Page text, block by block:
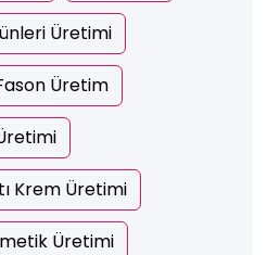
Üretimi
Üretim
Krem Üretimi
Üretimi